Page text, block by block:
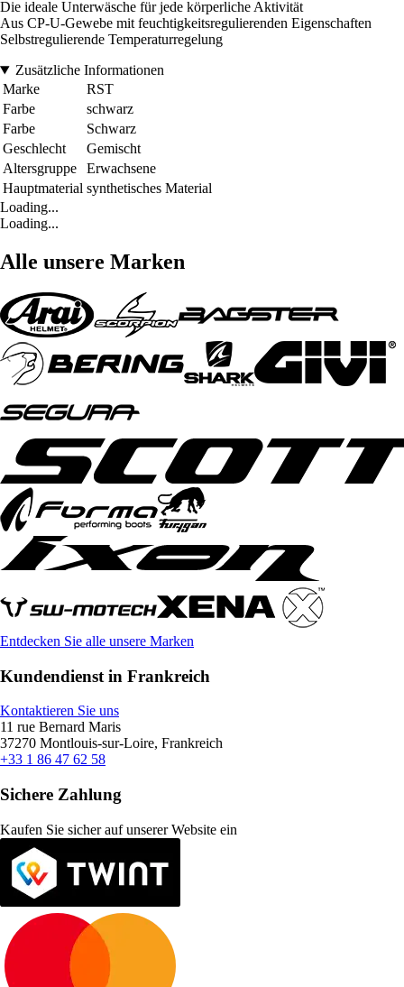
Die ideale Unterwäsche für jede körperliche Aktivität
Aus CP-U-Gewebe mit feuchtigkeitsregulierenden Eigenschaften
Selbstregulierende Temperaturregelung
Zusätzliche Informationen
Marke
RST
Farbe
schwarz
Farbe
Schwarz
Geschlecht
Gemischt
Altersgruppe
Erwachsene
Hauptmaterial synthetisches Material
Loading...
Loading...
Alle unsere Marken
Entdecken Sie alle unsere Marken
Kundendienst in Frankreich
Kontaktieren Sie uns
11 rue Bernard Maris
37270 Montlouis-sur-Loire, Frankreich
+33 1 86 47 62 58
Sichere Zahlung
Kaufen Sie sicher auf unserer Website ein